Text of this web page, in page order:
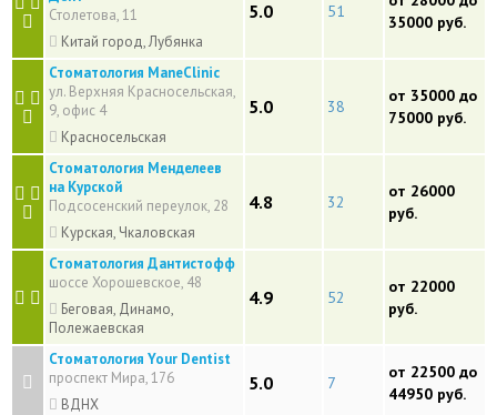
Столетова, 11
Китай город, Лубянка
5.0 51
35000 руб.
Стоматология ManeClinic
ул. Верхняя Красносельская,
9, офис 4
Красносельская
5.0 38
от 35000 до
75000 руб.
Стоматология Менделеев
на Курской
Подсосенский переулок, 28
Курская, Чкаловская
4.8 32
от 26000
руб.
Стоматология Дантистофф
шоссе Хорошевское, 48
Беговая, Динамо,
Полежаевская
4.9 52
от 22000
руб.
Стоматология Your Dentist
проспект Мира, 176
ВДНХ
5.0 7
от 22500 до
44950 руб.